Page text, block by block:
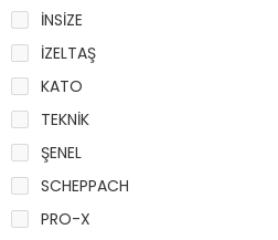
İNSİZE
İZELTAŞ
KATO
TEKNİK
ŞENEL
SCHEPPACH
PRO-X